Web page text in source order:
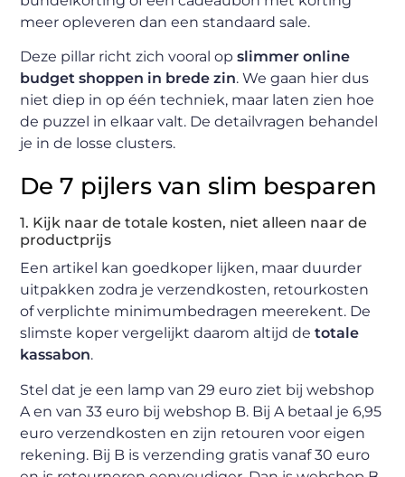
meer opleveren dan een standaard sale.
Deze pillar richt zich vooral opslimmer online
budget shoppen in brede zin. We gaan hier dus
niet diep in op één techniek, maar laten zien hoe
de puzzel in elkaar valt. De detailvragen behandel
je in de losse clusters.
De 7 pijlers van slim besparen
1. Kijk naar de totale kosten, niet alleen naar de
productprijs
Een artikel kan goedkoper lijken, maar duurder
uitpakken zodra je verzendkosten, retourkosten
of verplichte minimumbedragen meerekent. De
slimste koper vergelijkt daarom altijd detotale
kassabon.
Stel dat je een lamp van 29 euro ziet bij webshop
A en van 33 euro bij webshop B. Bij A betaal je 6,95
euro verzendkosten en zijn retouren voor eigen
rekening. Bij B is verzending gratis vanaf 30 euro